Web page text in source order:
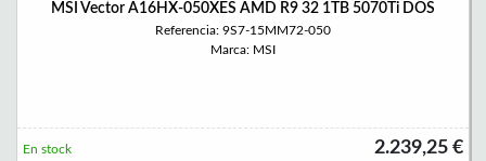
MSI Vector A16HX-050XES AMD R9 32 1TB 5070Ti DOS
Referencia: 9S7-15MM72-050
Marca: MSI
2.239,25 €
En stock